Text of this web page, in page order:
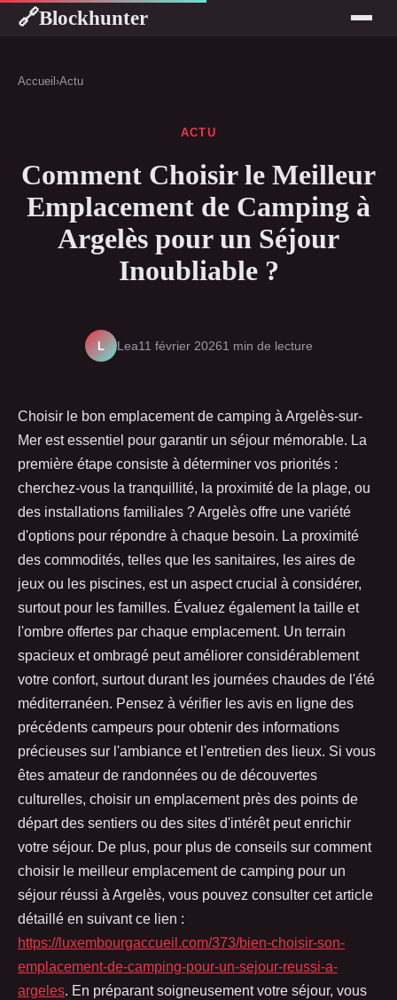
🔗Blockhunter
Accueil ›Actu
ACTU
Comment Choisir le Meilleur
Emplacement de Camping à
Argelès pour un Séjour
Inoubliable ?
L Lea11 février 20261 min de lecture
Choisir le bon emplacement de camping à Argelès-sur-
Mer est essentiel pour garantir un séjour mémorable. La
première étape consiste à déterminer vos priorités :
cherchez-vous la tranquillité, la proximité de la plage, ou
des installations familiales ? Argelès offre une variété
d'options pour répondre à chaque besoin. La proximité
des commodités, telles que les sanitaires, les aires de
jeux ou les piscines, est un aspect crucial à considérer,
surtout pour les familles. Évaluez également la taille et
l'ombre offertes par chaque emplacement. Un terrain
spacieux et ombragé peut améliorer considérablement
votre confort, surtout durant les journées chaudes de l'été
méditerranéen. Pensez à vérifier les avis en ligne des
précédents campeurs pour obtenir des informations
précieuses sur l'ambiance et l'entretien des lieux. Si vous
êtes amateur de randonnées ou de découvertes
culturelles, choisir un emplacement près des points de
départ des sentiers ou des sites d'intérêt peut enrichir
votre séjour. De plus, pour plus de conseils sur comment
choisir le meilleur emplacement de camping pour un
séjour réussi à Argelès, vous pouvez consulter cet article
détaillé en suivant ce lien :
https://luxembourgaccueil.com/373/bien-choisir-son-
emplacement-de-camping-pour-un-sejour-reussi-a-
argeles. En préparant soigneusement votre séjour, vous